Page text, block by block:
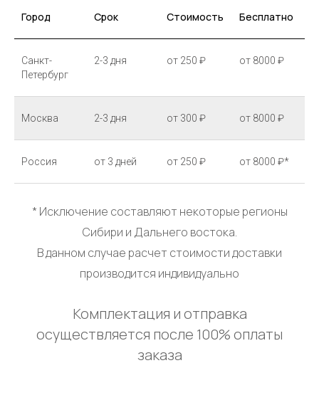
Город Срок Стоимость Бесплатно
Санкт-
Петербург
2-3 дня от 250 ₽ от 8000 ₽
Москва 2-3 дня от 300 ₽ от 8000 ₽
Россия от 3 дней от 250 ₽ от 8000 ₽*
* Исключение составляют некоторые регионы
Сибири и Дальнего востока.
В данном случае расчет стоимости доставки
производится индивидуально
Комплектация и отправка
осуществляется после 100% оплаты
заказа